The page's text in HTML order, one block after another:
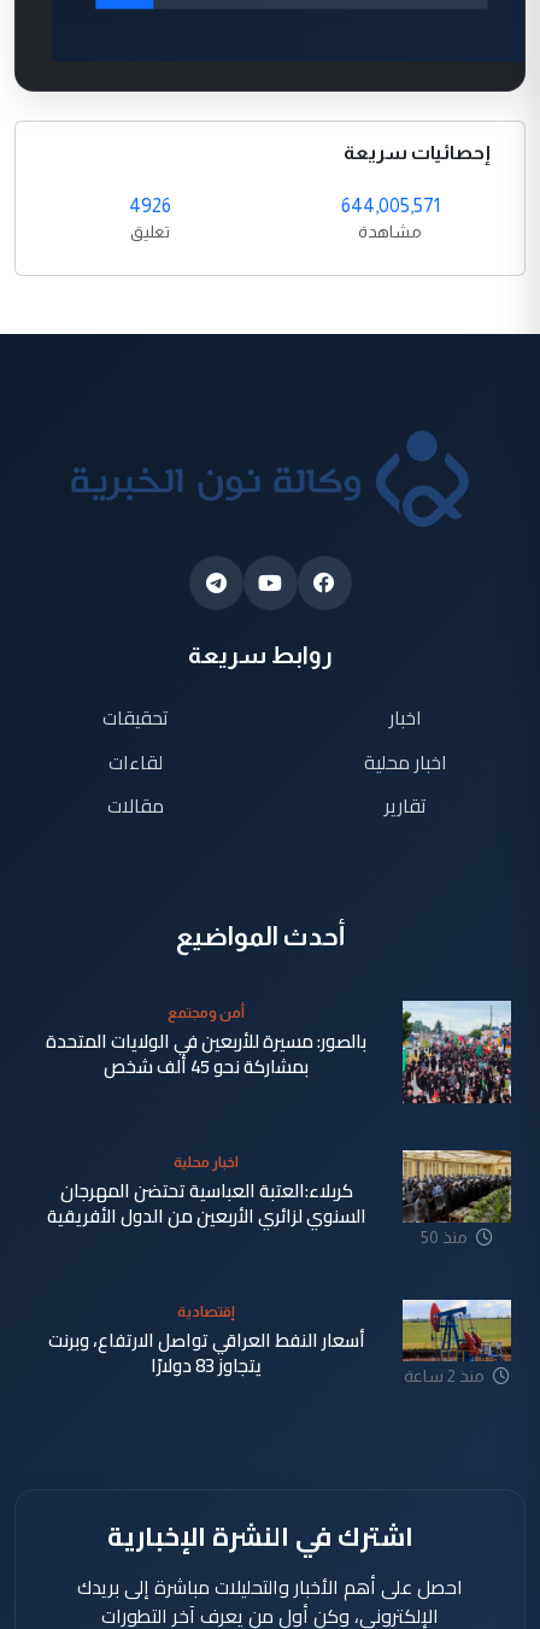
إحصائيات سريعة
644,005,571
مشاهدة
4926
تعليق
روابط سريعة
اخبار
اخبار محلية
تقارير
تحقيقات
لقاءات
مقالات
أحدث المواضيع
دقيقة
أمن ومجتمع
بالصور: مسيرة للأربعين في الولايات المتحدة
بمشاركة نحو 45 ألف شخص
منذ 50
اخبار محلية
كربلاء:العتبة العباسية تحتضن المهرجان
السنوي لزائري الأربعين من الدول الأفريقية
منذ 2 ساعة
إقتصادية
أسعار النفط العراقي تواصل الارتفاع، وبرنت
يتجاوز 83 دولارًا
اشترك في النشرة الإخبارية
احصل على أهم الأخبار والتحليلات مباشرة إلى بريدك
الإلكتروني، وكن أول من يعرف آخر التطورات